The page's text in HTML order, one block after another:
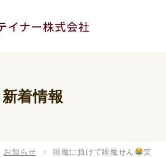
新着情報
お知らせ 睡魔に負けて睡魔せん 笑